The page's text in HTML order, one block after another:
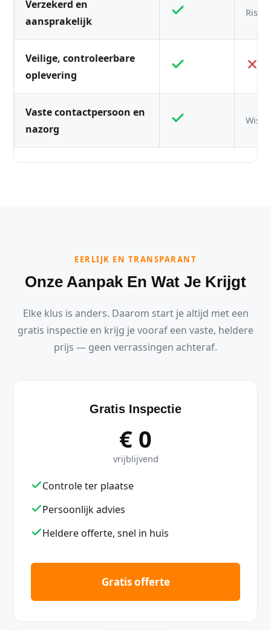
Verzekerd en
aansprakelijk
Veilige, controleerbare
oplevering
Vaste contactpersoon en
nazorg
EERLIJK EN TRANSPARANT
Onze Aanpak En Wat Je Krijgt
Elke klus is anders. Daarom start je altijd met een
gratis inspectie en krijg je vooraf een vaste, heldere
prijs — geen verrassingen achteraf.
Gratis Inspectie
€ 0
vrijblijvend
Controle ter plaatse
Persoonlijk advies
Heldere offerte, snel in huis
Gratis offerte